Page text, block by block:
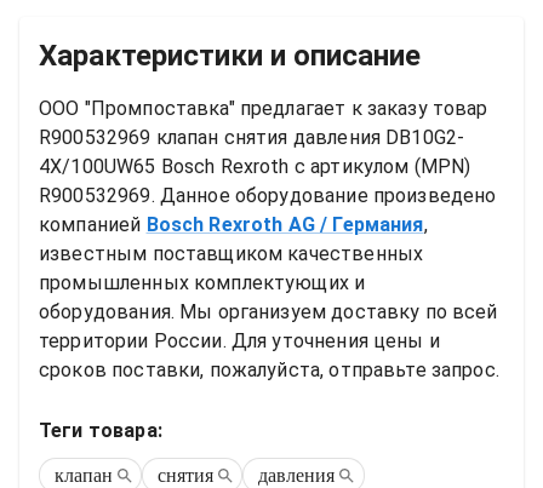
Характеристики и описание
ООО "Промпоставка" предлагает к заказу товар
R900532969 клапан снятия давления DB10G2-
4X/100UW65 Bosch Rexroth
R900532969. Данное оборудование произведено
компанией Bosch Rexroth AG / Германия,
известным поставщиком качественных
промышленных комплектующих и
оборудования. Мы организуем доставку по всей
территории России. Для уточнения цены и
сроков поставки, пожалуйста, отправьте запрос.
Теги товара:
клапан снятия
давления